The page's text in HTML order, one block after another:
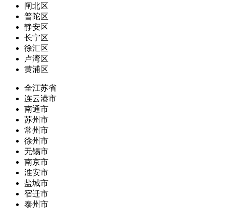
闸北区
普陀区
静安区
长宁区
徐汇区
卢湾区
黄浦区
全江苏省
连云港市
南通市
苏州市
常州市
徐州市
无锡市
南京市
淮安市
盐城市
宿迁市
泰州市